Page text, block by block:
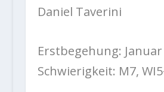
Daniel Taverini
Erstbegehung: Januar
Schwierigkeit: M7,